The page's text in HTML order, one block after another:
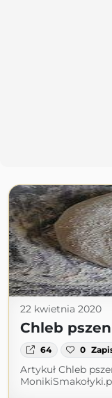
22 kwietnia 2020
Chleb
64 0
Artykuł Chleb